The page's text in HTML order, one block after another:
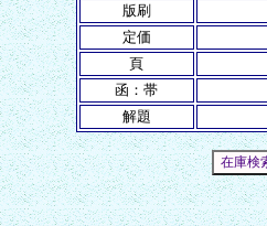
版刷
定価
頁
函：帯
解題